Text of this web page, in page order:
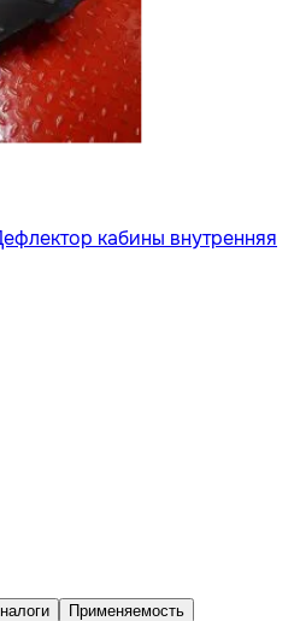
кабины внутренняя
Применяемость